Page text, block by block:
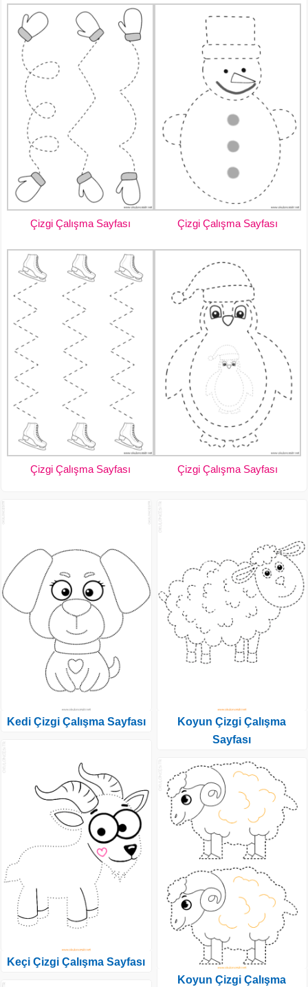
Çizgi Çalışma Sayfası Çizgi Çalışma Sayfası
Çizgi Çalışma Sayfası Çizgi Çalışma Sayfası
Kedi Çizgi Çalışma Sayfası
Keçi Çizgi Çalışma Sayfası
Koyun Çizgi Çalışma
Sayfası
Koyun Çizgi Çalışma